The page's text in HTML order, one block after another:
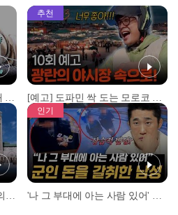
[예고] 덴마크 집에서 OO이 왜 나와...? 이상할 정도로 한국을 사랑하는 우리 형을 제보합니다!
추천
[예고] 도파민 싹 도는 모로코 야시장 투어!
인기